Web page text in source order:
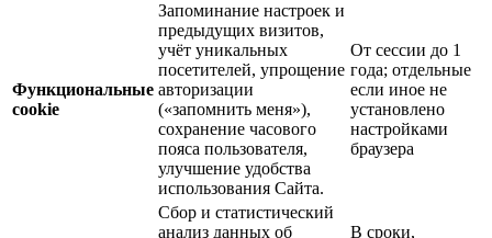
Функциональные
cookie
Запоминание настроек и
предыдущих визитов,
учёт уникальных
посетителей, упрощение
авторизации
(«запомнить меня»),
сохранение часового
пояса пользователя,
улучшение удобства
использования Сайта.
От сессии до 1
года; отдельные
если иное не
установлено
настройками
браузера
Сбор и статистический
анализ данных об
В сроки,